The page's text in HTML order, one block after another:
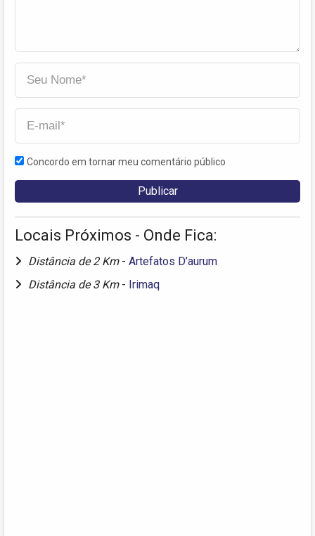
Concordo em tornar meu comentário público
Locais Próximos - Onde Fica:
Distância de 2 Km - Artefatos D’aurum
Distância de 3 Km - Irimaq